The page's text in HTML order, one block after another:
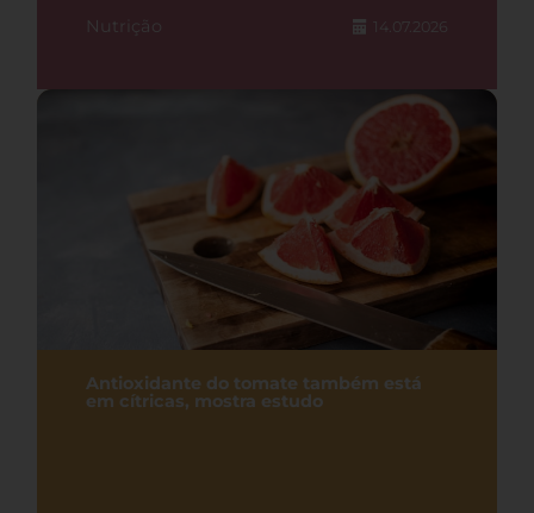
Nutrição 14.07.2026
Antioxidante do tomate também está
em cítricas, mostra estudo